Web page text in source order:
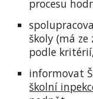
procesu
školy (má
podle
informovat
školní